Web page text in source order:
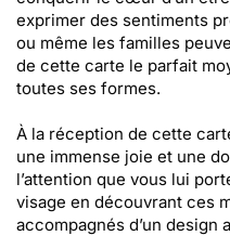
exprimer des sentiments
ou même les familles
de cette carte le parfait
toutes ses formes.
À la réception de cette
une immense joie et une
l’attention que vous lui
visage en découvrant ces
accompagnés d’un design